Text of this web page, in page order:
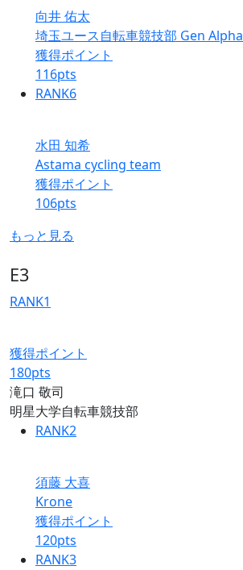
向井 佑太
埼玉ユース自転車競技部 Gen Alpha
獲得ポイント
116pts
RANK6
水田 知希
Astama cycling team
獲得ポイント
106pts
もっと見る
E3
RANK1
獲得ポイント
180pts
滝口 敬司
明星大学自転車競技部
RANK2
須藤 大喜
Krone
獲得ポイント
120pts
RANK3